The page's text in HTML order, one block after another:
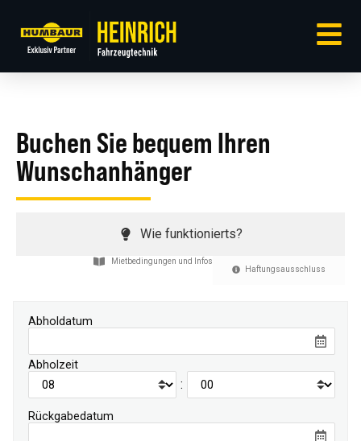
Buchen Sie bequem Ihren
Wunschanhänger
Wie funktionierts?
Haftungsausschluss
Mietbedingungen und Infos
Abholdatum
Abholzeit
:
Rückgabedatum